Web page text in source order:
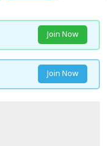
Join Now
Join Now